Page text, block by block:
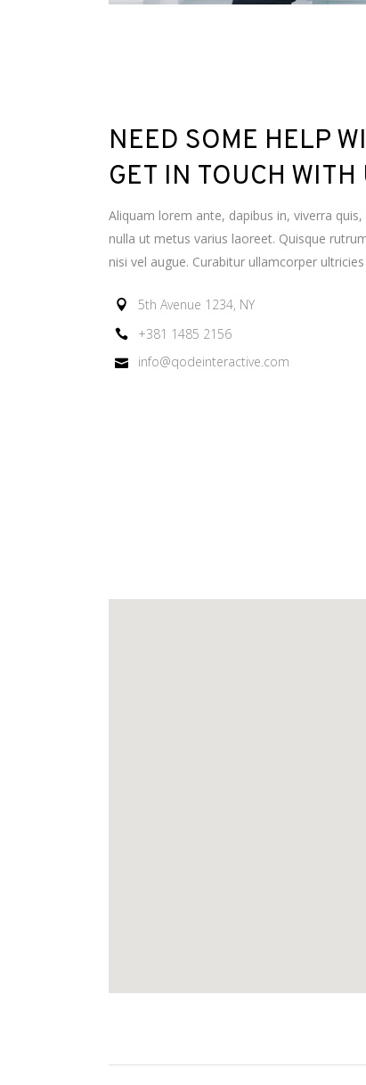
NEED SOME HELP
GET IN TOUCH WITH
Aliquam lorem ante, dapibus in, viverra
nulla ut metus varius laoreet. Quisque
nisi vel augue. Curabitur ullamcorper
5th Avenue 1234, NY
+381 1485 2156
info@qodeinteractive.com